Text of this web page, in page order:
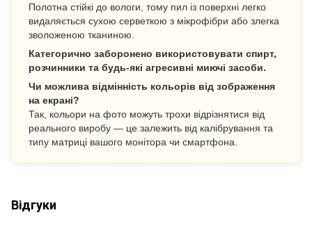
Полотна стійкі до вологи, тому пил із поверхні легко
видаляється сухою серветкою з мікрофібри або злегка
зволоженою тканиною.
Категорично заборонено використовувати спирт,
розчинники та будь-які агресивні миючі засоби.
Чи можлива відмінність кольорів від зображення
на екрані?
Так, кольори на фото можуть трохи відрізнятися від
реального виробу — це залежить від калібрування та
типу матриці вашого монітора чи смартфона.
Відгуки